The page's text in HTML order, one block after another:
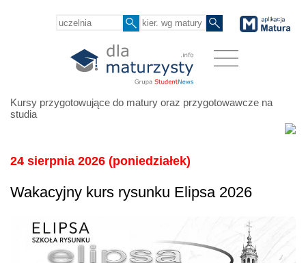
Kursy przygotowujące do matury oraz przygotowawcze na
studia
24 sierpnia 2026 (poniedziałek)
Wakacyjny kurs rysunku Elipsa 2026